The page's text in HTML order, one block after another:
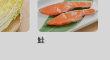
鮭